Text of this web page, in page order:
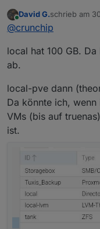
Für was??
dann 10 GB
100GB ist
David G.schrieb am
zuletzt
@crunchip
local hat 100 GB.
ab.
local-pve dann
Da könnte ich,
VMs (bis auf
ist.